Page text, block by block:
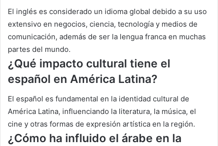
El inglés es considerado un idioma global debido a su uso
extensivo en negocios, ciencia, tecnología y medios de
comunicación, además de ser la lengua franca en muchas
partes del mundo.
¿Qué impacto cultural tiene el
español en América Latina?
El español es fundamental en la identidad cultural de
América Latina, influenciando la literatura, la música, el
cine y otras formas de expresión artística en la región.
¿Cómo ha influido el árabe en la